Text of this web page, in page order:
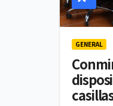
GENERAL